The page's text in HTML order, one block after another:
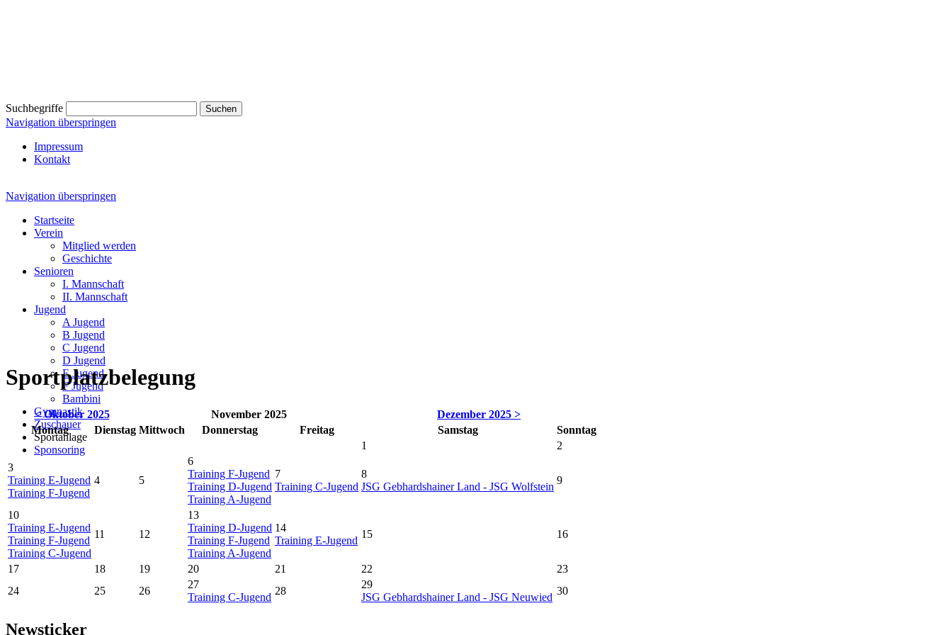
Suchbegriffe Suchen
Navigation überspringen
Impressum
Kontakt
Navigation überspringen
Startseite
Verein
Mitglied werden
Geschichte
Senioren
I. Mannschaft
II. Mannschaft
Jugend
A Jugend
B Jugend
C Jugend
D Jugend
E Jugend
F Jugend
Bambini
Gymnastik
Zuschauer
Sportanlage
Sponsoring
Sportplatzbelegung
< Oktober 2025 November 2025
Dezember 2025 >
Montag
Dienstag Mittwoch Donnerstag Freitag Samstag
Sonntag
1
2
3
Training E-Jugend
Training F-Jugend
4 5
6
Training F-Jugend
Training D-Jugend
Training A-Jugend
7
Training C-Jugend
8
JSG Gebhardshainer Land - JSG Wolfstein
9
10
Training E-Jugend
Training F-Jugend
Training C-Jugend
11 12
13
Training D-Jugend
Training F-Jugend
Training A-Jugend
14
Training E-Jugend
15 16
17 18 19 20 21 22
23
24
25 26
27
Training C-Jugend
28
29
JSG Gebhardshainer Land - JSG Neuwied
30
Newsticker